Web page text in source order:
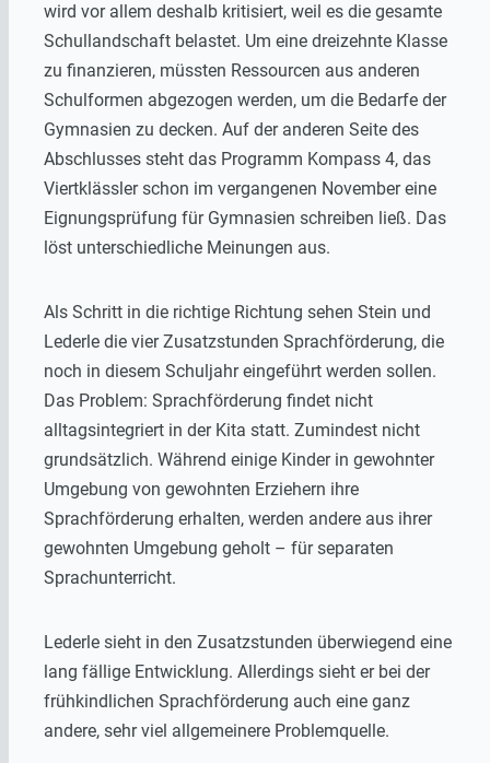
wird vor allem deshalb kritisiert, weil es die gesamte
Schullandschaft belastet. Um eine dreizehnte Klasse
zu finanzieren, müssten Ressourcen aus anderen
Schulformen abgezogen werden, um die Bedarfe der
Gymnasien zu decken. Auf der anderen Seite des
Abschlusses steht das Programm Kompass 4, das
Viertklässler schon im vergangenen November eine
Eignungsprüfung für Gymnasien schreiben ließ. Das
löst unterschiedliche Meinungen aus.
Als Schritt in die richtige Richtung sehen Stein und
Lederle die vier Zusatzstunden Sprachförderung, die
noch in diesem Schuljahr eingeführt werden sollen.
Das Problem: Sprachförderung findet nicht
alltagsintegriert in der Kita statt. Zumindest nicht
grundsätzlich. Während einige Kinder in gewohnter
Umgebung von gewohnten Erziehern ihre
Sprachförderung erhalten, werden andere aus ihrer
gewohnten Umgebung geholt – für separaten
Sprachunterricht.
Lederle sieht in den Zusatzstunden überwiegend eine
lang fällige Entwicklung. Allerdings sieht er bei der
frühkindlichen Sprachförderung auch eine ganz
andere, sehr viel allgemeinere Problemquelle.